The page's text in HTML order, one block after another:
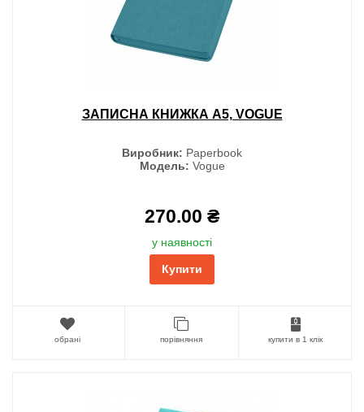
ЗАПИСНА КНИЖКА А5, VOGUE
Виробник: Paperbook
Модель: Vogue
270.00 ₴
у наявності
Купити
обрані порівняння купити в 1 клік